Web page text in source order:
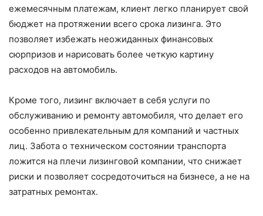
ежемесячным платежам, клиент легко планирует свой
бюджет на протяжении всего срока лизинга. Это
позволяет избежать неожиданных финансовых
сюрпризов и нарисовать более четкую картину
расходов на автомобиль.
Кроме того, лизинг включает в себя услуги по
обслуживанию и ремонту автомобиля, что делает его
особенно привлекательным для компаний и частных
лиц. Забота о техническом состоянии транспорта
ложится на плечи лизинговой компании, что снижает
риски и позволяет сосредоточиться на бизнесе, а не на
затратных ремонтах.